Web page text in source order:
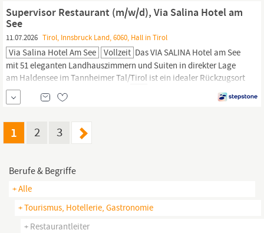
Team führen zum können. Die Hautaufgaben bestehen der Stelle
bestehen u.a. darin, die
Supervisor Restaurant (m/w/d), Via Salina Hotel am
See
11.07.2026 Tirol, Innsbruck Land, 6060, Hall in Tirol
Via Salina Hotel Am See Vollzeit Das VIA SALINA Hotel am See
mit 51 eleganten Landhauszimmern und Suiten in direkter Lage
am Haldensee im Tannheimer Tal/Tirol ist ein idealer Rückzugsort
für Ruhesuchende und Individualisten. Von der Kulinarik bis zum
Wellnessbereich ist alles auf die Wünsche Erwachsener und
1 2 3
Berufe & Begriffe
+ Alle
+ Tourismus, Hotellerie, Gastronomie
+ Restaurantleiter